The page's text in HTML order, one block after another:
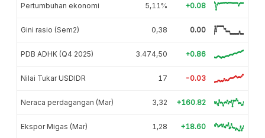
Pertumbuhan ekonomi 5,11% +0.08
Gini rasio (Sem2) 0,38 0.00
PDB ADHK (Q4 2025) 3.474,50 +0.86
Nilai Tukar USDIDR 17 -0.03
Neraca perdagangan (Mar) 3,32 +160.82
Ekspor Migas (Mar) 1,28 +18.60